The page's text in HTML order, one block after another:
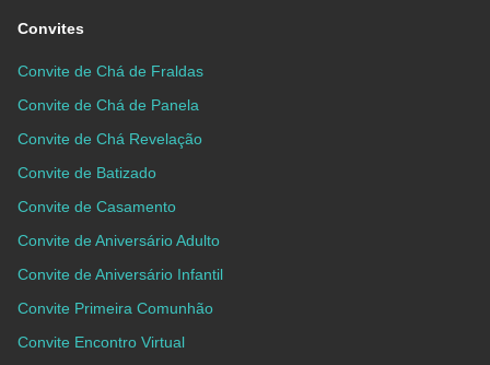
Convites
Convite de Chá de Fraldas
Convite de Chá de Panela
Convite de Chá Revelação
Convite de Batizado
Convite de Casamento
Convite de Aniversário Adulto
Convite de Aniversário Infantil
Convite Primeira Comunhão
Convite Encontro Virtual